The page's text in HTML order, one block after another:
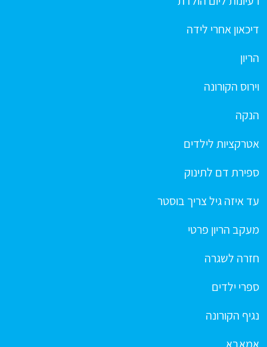
דיכאון אחרי לידה
הריון
וירוס הקורונה
הנקה
אטרקציות לילדים
ספירת דם לתינוק
עד איזה גיל צריך בוסטר
מעקב הריון פרטי
חזרה לשגרה
ספרי ילדים
נגיף הקורונה